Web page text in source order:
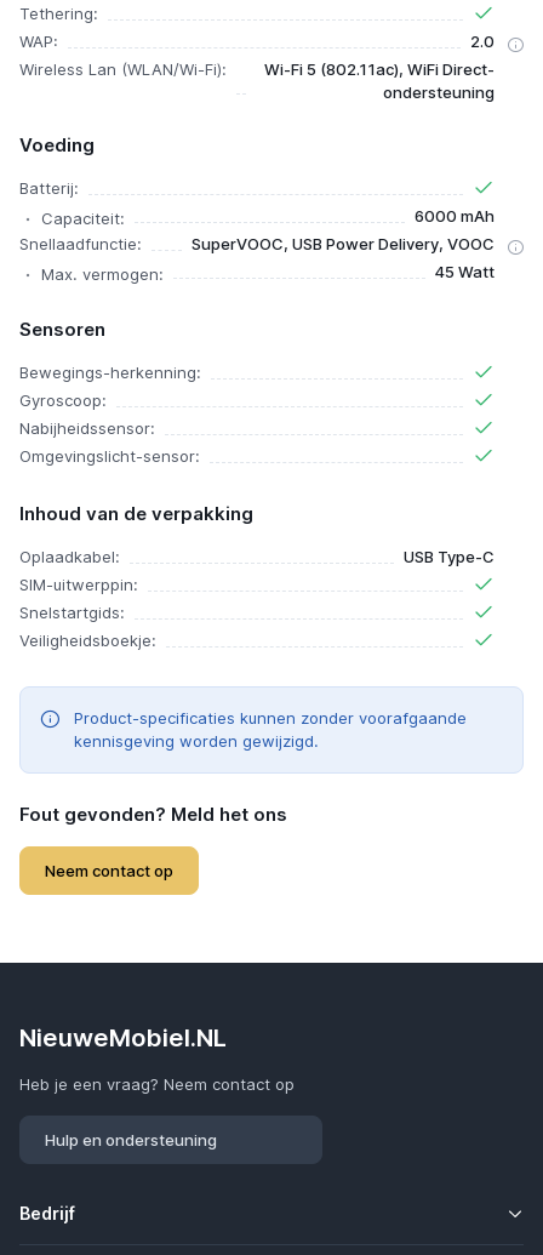
Tethering:
WAP:
2.0
Wireless Lan (WLAN/Wi-Fi):
Wi-Fi 5 (802.11ac), WiFi Direct-
ondersteuning
Voeding
Batterij:
Capaciteit:
6000 mAh
Snellaadfunctie:
SuperVOOC, USB Power Delivery, VOOC
Max. vermogen:
45 Watt
Sensoren
Bewegings-herkenning:
Gyroscoop:
Nabijheidssensor:
Omgevingslicht-sensor:
Inhoud van de verpakking
Oplaadkabel:
USB Type-C
SIM-uitwerppin:
Snelstartgids:
Veiligheidsboekje:
Product-specificaties kunnen zonder voorafgaande
kennisgeving worden gewijzigd.
Fout gevonden? Meld het ons
Neem contact op
NieuweMobiel.NL
Heb je een vraag? Neem contact op
Hulp en ondersteuning
Bedrijf